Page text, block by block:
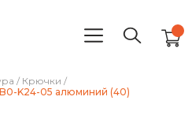
/ Крючки /
K24-05 алюминий (40)